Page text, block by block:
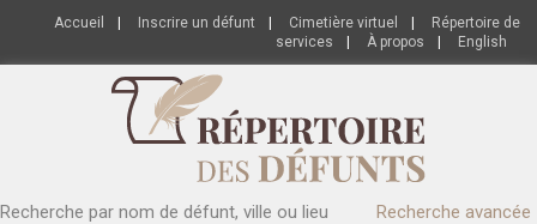
Accueil Inscrire un défunt Cimetière virtuel
Répertoire de
services
À propos English
Recherche par nom de défunt, ville ou lieu Recherche avancée